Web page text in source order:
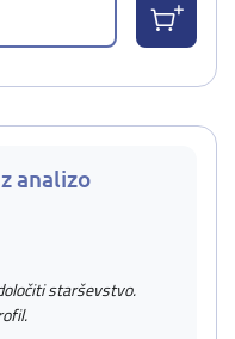
analizo
starševstvo.